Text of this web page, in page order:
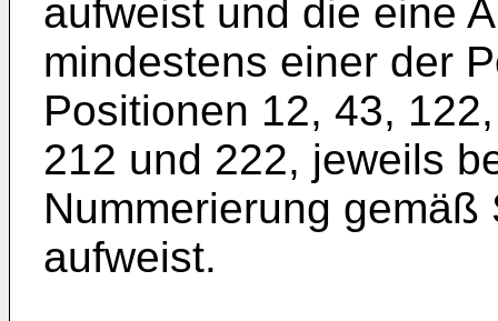
aufweist und die eine
mindestens einer der
Positionen 12, 43,
212 und 222, jeweils
Nummerierung
aufweist.